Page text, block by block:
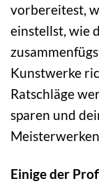
vorbereitest,
einstellst, wie
Kunstwerke
Ratschläge
sparen und
Einige der